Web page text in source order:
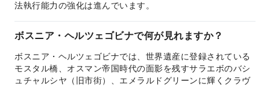
法執行能力の強化は進んでいます。
ボスニア・ヘルツェゴビナで何が見れますか？
ボスニア・ヘルツェゴビナでは、世界遺産に登録されている
モスタル橋、オスマン帝国時代の面影を残すサラエボのバシ
ュチャルシヤ（旧市街）、エメラルドグリーンに輝くクラヴ